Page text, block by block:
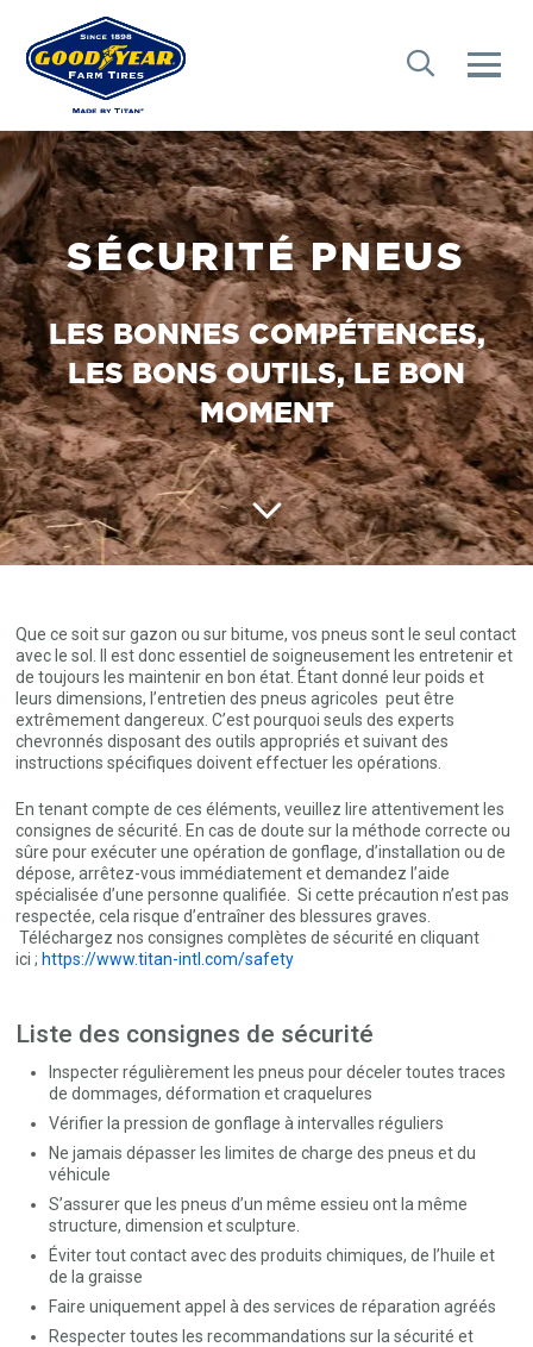
SÉCURITÉ PNEUS
LES BONNES COMPÉTENCES,
LES BONS OUTILS, LE BON
MOMENT
Que ce soit sur gazon ou sur bitume, vos pneus sont le seul contact
avec le sol. Il est donc essentiel de soigneusement les entretenir et
de toujours les maintenir en bon état. Étant donné leur poids et
leurs dimensions, l’entretien des pneus agricoles peut être
extrêmement dangereux. C’est pourquoi seuls des experts
chevronnés disposant des outils appropriés et suivant des
instructions spécifiques doivent effectuer les opérations.
En tenant compte de ces éléments, veuillez lire attentivement les
consignes de sécurité. En cas de doute sur la méthode correcte ou
sûre pour exécuter une opération de gonflage, d’installation ou de
dépose, arrêtez-vous immédiatement et demandez l’aide
spécialisée d’une personne qualifiée. Si cette précaution n’est pas
respectée, cela risque d’entraîner des blessures graves.
Téléchargez nos consignes complètes de sécurité en cliquant
ici ;https://www.titan-intl.com/safety
Liste des consignes de sécurité
Inspecter régulièrement les pneus pour déceler toutes traces
de dommages, déformation et craquelures
Vérifier la pression de gonflage à intervalles réguliers
Ne jamais dépasser les limites de charge des pneus et du
véhicule
S’assurer que les pneus d’un même essieu ont la même
structure, dimension et sculpture.
Éviter tout contact avec des produits chimiques, de l’huile et
de la graisse
Faire uniquement appel à des services de réparation agréés
Respecter toutes les recommandations sur la sécurité et